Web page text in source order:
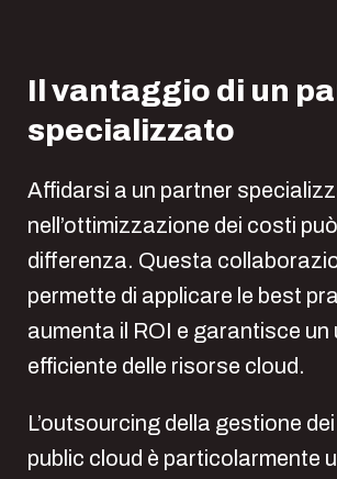
Il vantaggio di un
specializzato
Affidarsi a un partner
nell’ottimizzazione dei costi
differenza. Questa
permette di applicare le best
aumenta il ROI e garantisce un
efficiente delle risorse cloud.
L’outsourcing della gestione
public cloud è particolarmente